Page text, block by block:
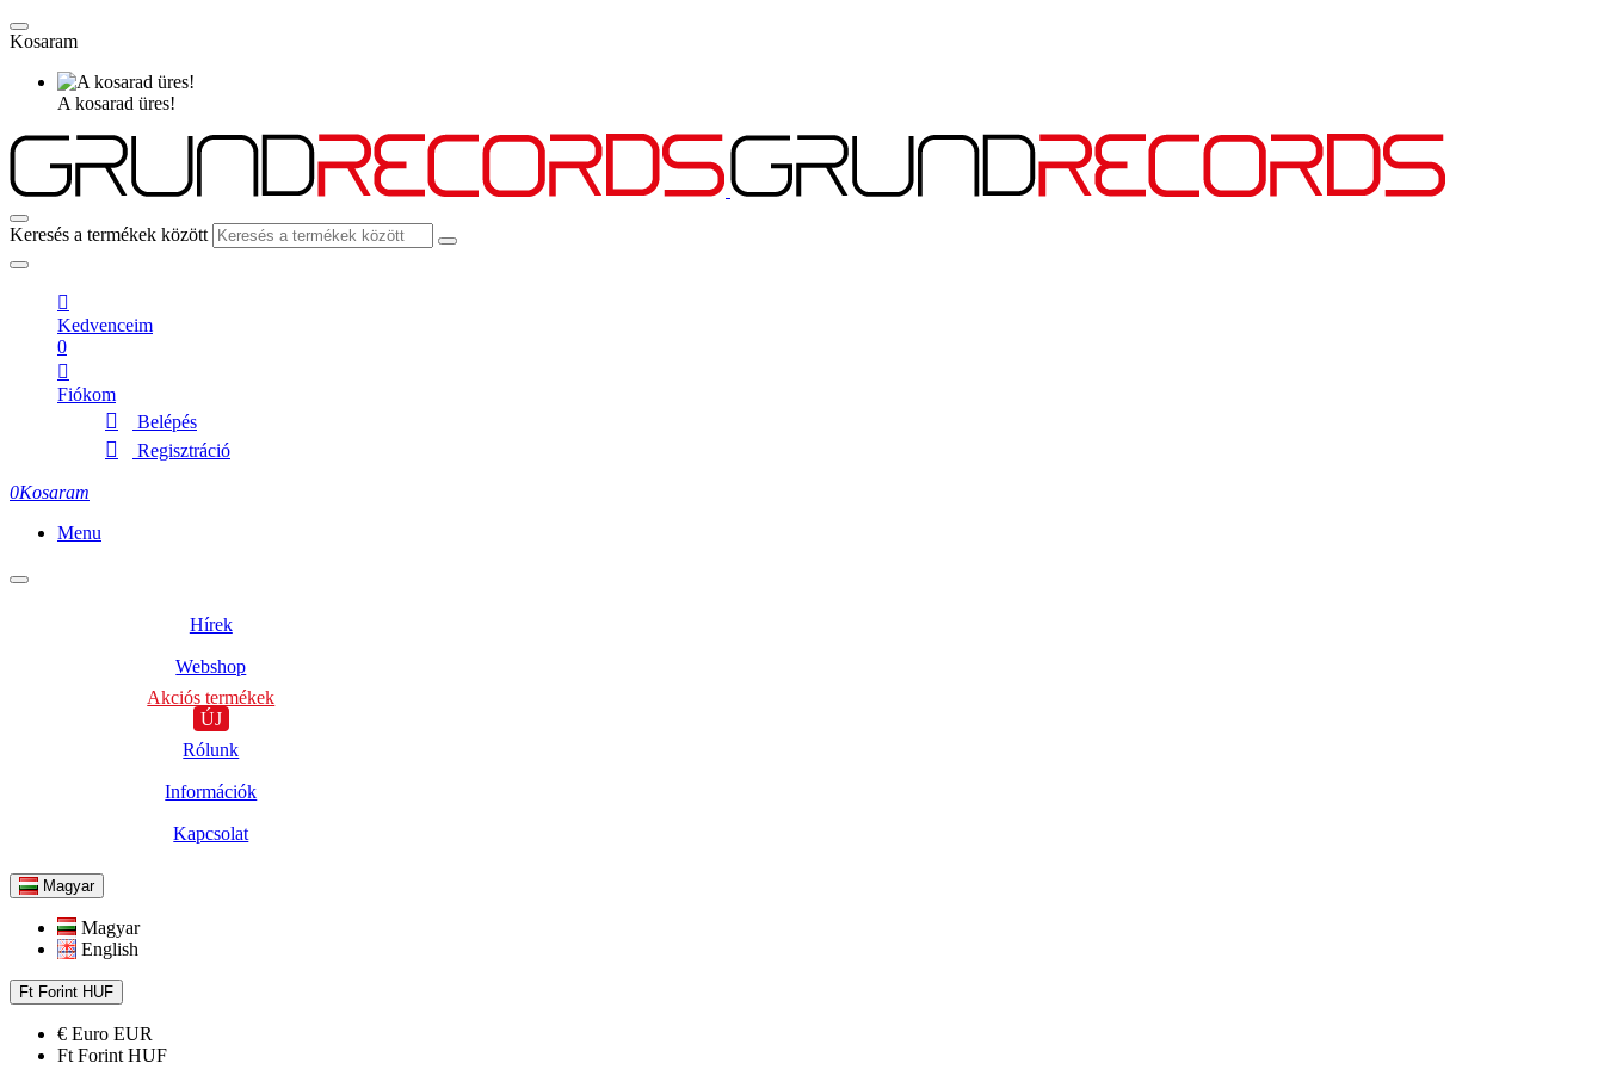
Kosaram
A kosarad üres!
Keresés a termékek között
Kedvenceim
0
Fiókom
Belépés
Regisztráció
0Kosaram
Menu
Hírek
Webshop
Akciós termékek
ÚJ
Rólunk
Információk
Kapcsolat
Magyar
Magyar
English
Ft Forint HUF
€ Euro EUR
Ft Forint HUF